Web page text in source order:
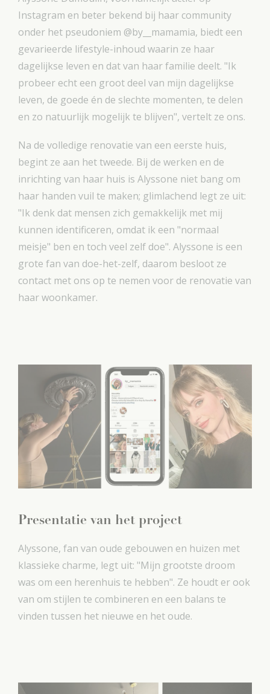
Instagram en beter bekend bij haar community
onder het pseudoniem @by__mamamia, biedt een
gevarieerde lifestyle-inhoud waarin ze haar
dagelijkse leven en dat van haar familie deelt. "Ik
probeer echt een groot deel van mijn dagelijkse
leven, de goede én de slechte momenten, te delen
en zo natuurlijk mogelijk te blijven", vertelt ze ons.
Na de volledige renovatie van een eerste huis,
begint ze aan het tweede. Bij de werken en de
inrichting van haar huis is Alyssone niet bang om
haar handen vuil te maken; glimlachend legt ze uit:
"Ik denk dat mensen zich gemakkelijk met mij
kunnen identificeren, omdat ik een "normaal
meisje" ben en toch veel zelf doe". Alyssone is een
grote fan van doe-het-zelf, daarom besloot ze
contact met ons op te nemen voor de renovatie van
haar woonkamer.
Presentatie van het project
Alyssone, fan van oude gebouwen en huizen met
klassieke charme, legt uit: "Mijn grootste droom
was om een herenhuis te hebben". Ze houdt er ook
van om stijlen te combineren en een balans te
vinden tussen het nieuwe en het oude.